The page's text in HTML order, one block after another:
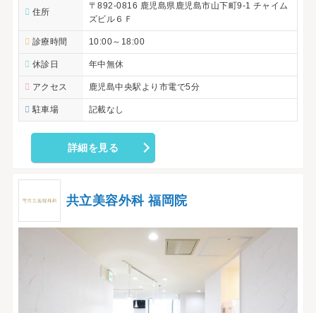
住所
〒892-0816 鹿児島県鹿児島市山下町9-1 チャイム
ズビル６Ｆ
診療時間 10:00～18:00
休診日 年中無休
アクセス 鹿児島中央駅より市電で5分
駐車場 記載なし
詳細を見る
共立美容外科 福岡院